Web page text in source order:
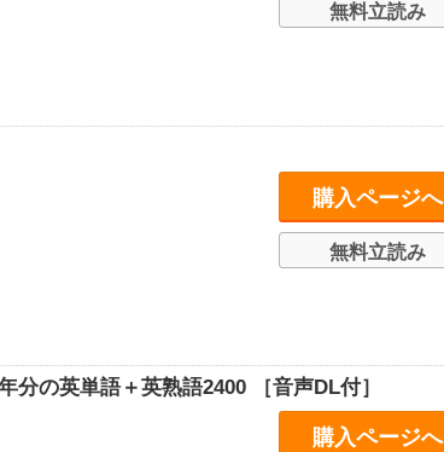
無料立読み
購入ページへ
無料立読み
分の英単語＋英熟語2400 ［音声DL付］
購入ページへ